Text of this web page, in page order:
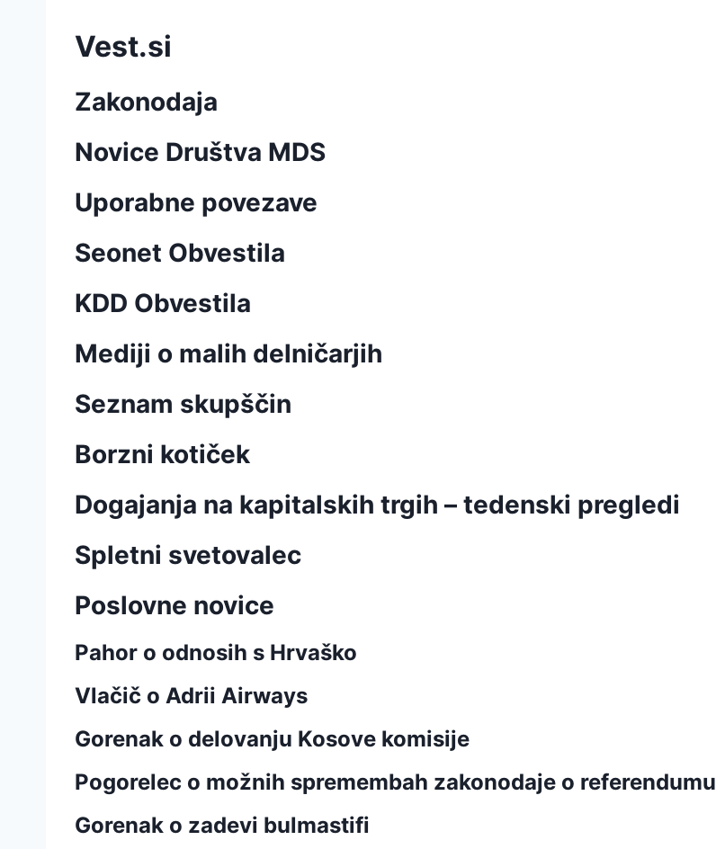
Vest.si
Zakonodaja
Novice Društva MDS
Uporabne povezave
Seonet Obvestila
KDD Obvestila
Mediji o malih delničarjih
Seznam skupščin
Borzni kotiček
Dogajanja na kapitalskih trgih – tedenski pregledi
Spletni svetovalec
Poslovne novice
Pahor o odnosih s Hrvaško
Vlačič o Adrii Airways
Gorenak o delovanju Kosove komisije
Pogorelec o možnih spremembah zakonodaje o referendumu
Gorenak o zadevi bulmastifi